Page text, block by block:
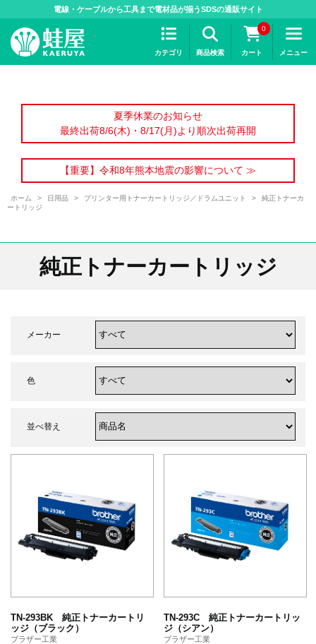
電線・ケーブルから工具まで電材品が揃うSDSの通販サイト
カテゴリ 商品検索
0
カート メニュー
夏季休業のお知らせ
最終出荷8/6(木)・8/17(月)より順次出荷再開
【重要】令和8年熊本地震の影響について ≫
ホーム > 日用品 > プリンター用トナーカートリッジ／ドラムユニット >
純正トナーカ
ートリッジ
純正トナーカートリッジ
メーカー
色
並べ替え
TN-293BK 純正トナーカートリ
ッジ（ブラック）
ブラザー工業
TN-293C 純正トナーカートリッ
ジ（シアン）
ブラザー工業